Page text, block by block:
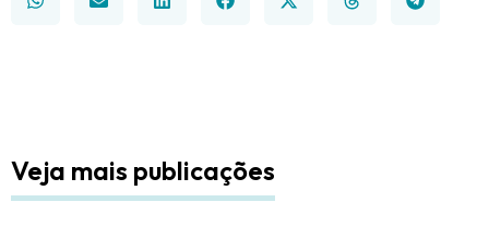
Veja mais publicações